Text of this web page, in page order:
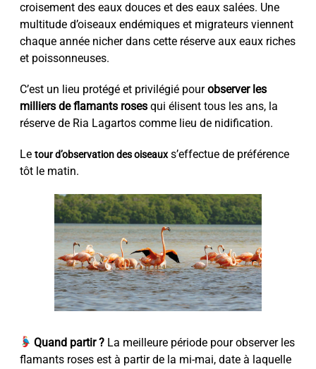
croisement des eaux douces et des eaux salées. Une
multitude d’oiseaux endémiques et migrateurs viennent
chaque année nicher dans cette réserve aux eaux riches
et poissonneuses.
C’est un lieu protégé et privilégié pourobserver les
milliers de flamants rosesqui élisent tous les ans, la
réserve de Ria Lagartos comme lieu de nidification.
Le tour d’observation des oiseauxs’effectue de préférence
tôt le matin.
Quand partir ?La meilleure période pour observer les
flamants roses est à partir de la mi-mai, date à laquelle